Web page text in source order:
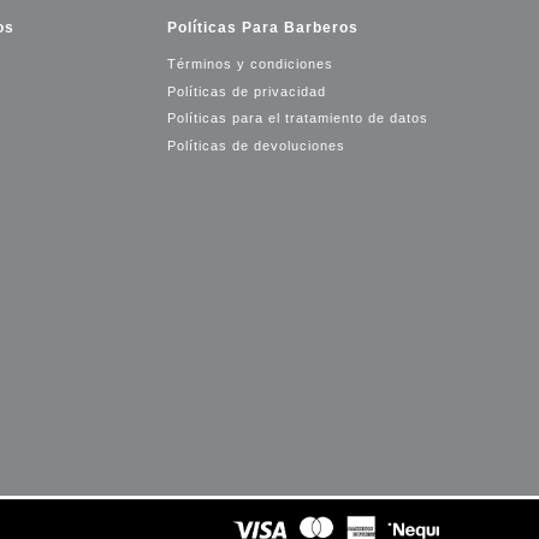
Políticas Para Barberos
Términos y condiciones
Políticas de privacidad
Políticas para el tratamiento de datos
Políticas de devoluciones